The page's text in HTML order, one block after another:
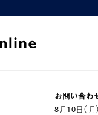
お問い合わ
8月10日（